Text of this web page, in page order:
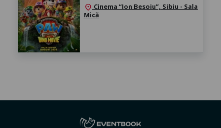
location_on Cinema “Ion Besoiu”, Sibiu - Sala
Mică